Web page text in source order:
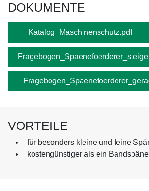
DOKUMENTE
Katalog_Maschinenschutz.pdf
VORTEILE
für besonders kleine und feine
kostengünstiger als ein